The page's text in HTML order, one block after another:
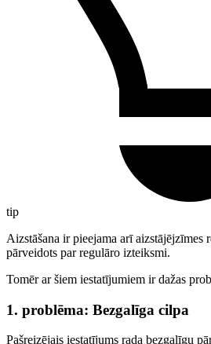
tip
Aizstāšana ir pieejama arī aizstājējzīmes
pārveidots par regulāro izteiksmi.
Tomēr ar šiem iestatījumiem ir dažas
1. problēma: Bezgalīga cilpa
Pašreizējais iestatījums rada bezgalīgu